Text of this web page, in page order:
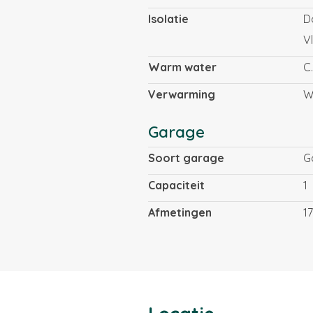
Isolatie
Warm water
Verwarming
Garage
Soort garage
Capaciteit
1
Afmetingen